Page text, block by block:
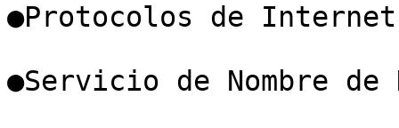
●Protocolos de
●Servicio de Nombre de